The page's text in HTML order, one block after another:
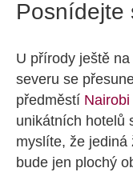
Posnídejte
U přírody ještě
severu se
předměstí Nairobi
unikátních hotelů
myslíte, že jediná
bude jen plochý